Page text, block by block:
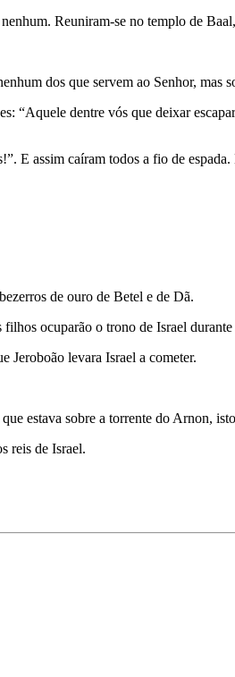
Reuniram-se no templo de
dos que servem ao Senhor, mas
“Aquele dentre vós que deixar
E assim caíram todos a fio de
de ouro de Betel e de Dã.
ocuparão o trono de Israel durante
Jeroboão levara Israel a cometer.
estava sobre a torrente do Arnon,
reis de Israel.